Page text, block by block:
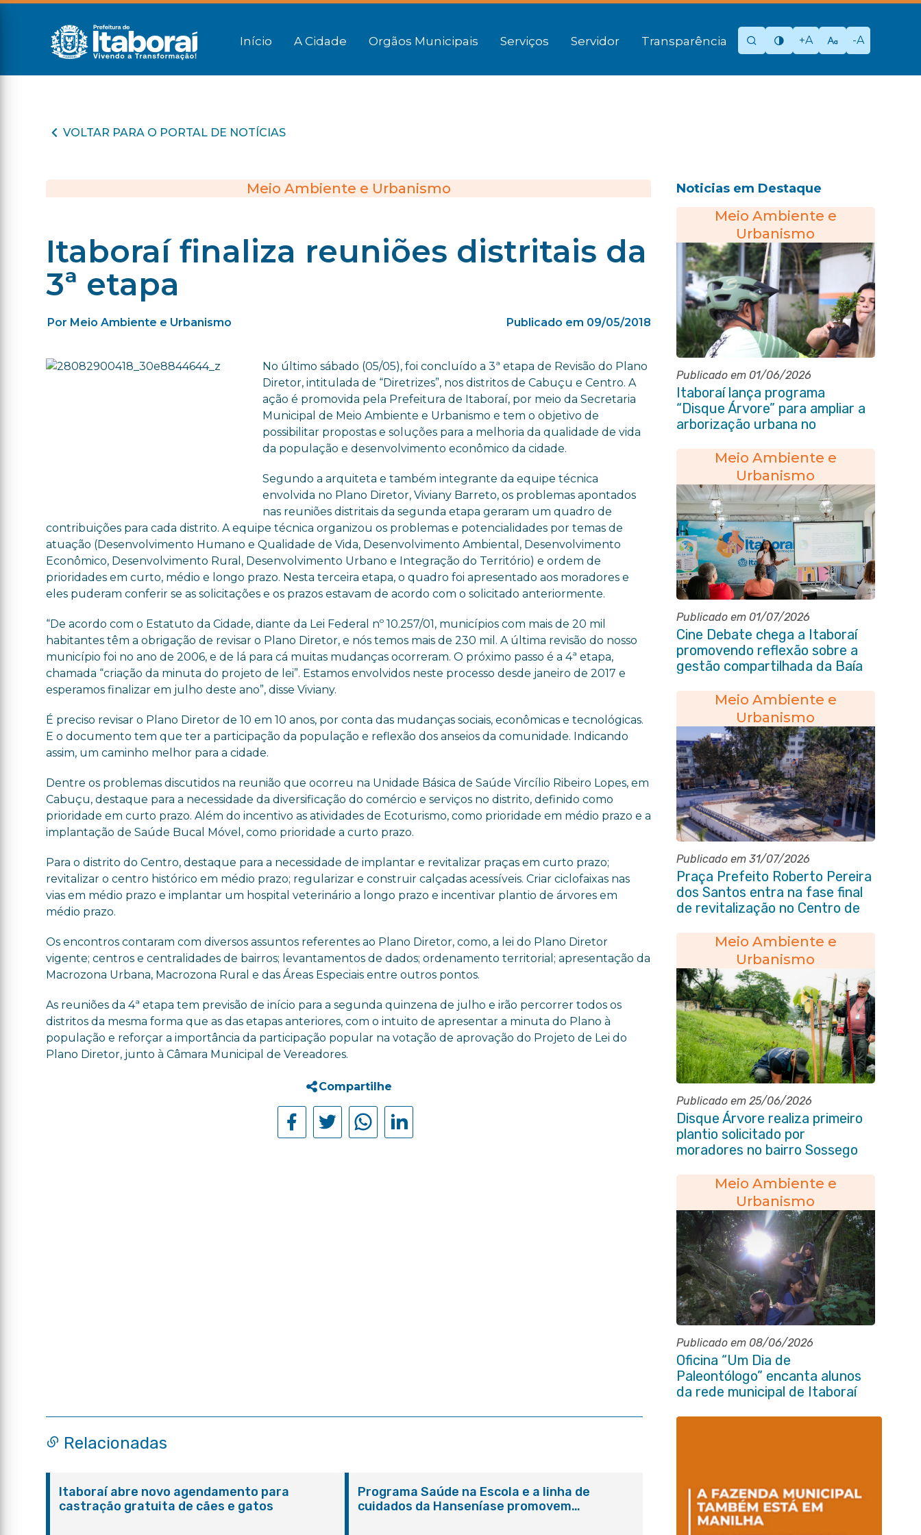
Início A Cidade Orgãos Municipais Serviços Servidor Transparência +A -A
VOLTAR PARA O PORTAL DE NOTÍCIAS
Meio Ambiente e Urbanismo
Itaboraí finaliza reuniões distritais da
3ª etapa
Por Meio Ambiente e Urbanismo Publicado em 09/05/2018
No último sábado (05/05), foi concluído a 3ª etapa de Revisão do Plano
Diretor, intitulada de “Diretrizes”, nos distritos de Cabuçu e Centro. A
ação é promovida pela Prefeitura de Itaboraí, por meio da Secretaria
Municipal de Meio Ambiente e Urbanismo e tem o objetivo de
possibilitar propostas e soluções para a melhoria da qualidade de vida
da população e desenvolvimento econômico da cidade.
Segundo a arquiteta e também integrante da equipe técnica
envolvida no Plano Diretor, Viviany Barreto, os problemas apontados
nas reuniões distritais da segunda etapa geraram um quadro de
contribuições para cada distrito. A equipe técnica organizou os problemas e potencialidades por temas de
atuação (Desenvolvimento Humano e Qualidade de Vida, Desenvolvimento Ambiental, Desenvolvimento
Econômico, Desenvolvimento Rural, Desenvolvimento Urbano e Integração do Território) e ordem de
prioridades em curto, médio e longo prazo. Nesta terceira etapa, o quadro foi apresentado aos moradores e
eles puderam conferir se as solicitações e os prazos estavam de acordo com o solicitado anteriormente.
“De acordo com o Estatuto da Cidade, diante da Lei Federal nº 10.257/01, municípios com mais de 20 mil
habitantes têm a obrigação de revisar o Plano Diretor, e nós temos mais de 230 mil. A última revisão do nosso
município foi no ano de 2006, e de lá para cá muitas mudanças ocorreram. O próximo passo é a 4ª etapa,
chamada “criação da minuta do projeto de lei”. Estamos envolvidos neste processo desde janeiro de 2017 e
esperamos finalizar em julho deste ano”, disse Viviany.
É preciso revisar o Plano Diretor de 10 em 10 anos, por conta das mudanças sociais, econômicas e tecnológicas.
E o documento tem que ter a participação da população e reflexão dos anseios da comunidade. Indicando
assim, um caminho melhor para a cidade.
Dentre os problemas discutidos na reunião que ocorreu na Unidade Básica de Saúde Vircílio Ribeiro Lopes, em
Cabuçu, destaque para a necessidade da diversificação do comércio e serviços no distrito, definido como
prioridade em curto prazo. Além do incentivo as atividades de Ecoturismo, como prioridade em médio prazo e a
implantação de Saúde Bucal Móvel, como prioridade a curto prazo.
Para o distrito do Centro, destaque para a necessidade de implantar e revitalizar praças em curto prazo;
revitalizar o centro histórico em médio prazo; regularizar e construir calçadas acessíveis. Criar ciclofaixas nas
vias em médio prazo e implantar um hospital veterinário a longo prazo e incentivar plantio de árvores em
médio prazo.
Os encontros contaram com diversos assuntos referentes ao Plano Diretor, como, a lei do Plano Diretor
vigente; centros e centralidades de bairros; levantamentos de dados; ordenamento territorial; apresentação da
Macrozona Urbana, Macrozona Rural e das Áreas Especiais entre outros pontos.
As reuniões da 4ª etapa tem previsão de início para a segunda quinzena de julho e irão percorrer todos os
distritos da mesma forma que as das etapas anteriores, com o intuito de apresentar a minuta do Plano à
população e reforçar a importância da participação popular na votação de aprovação do Projeto de Lei do
Plano Diretor, junto à Câmara Municipal de Vereadores.
Compartilhe
Noticias em Destaque
Meio Ambiente e
Urbanismo
Publicado em 01/06/2026
Itaboraí lança programa
“Disque Árvore” para ampliar a
arborização urbana no
Meio Ambiente e
Urbanismo
Publicado em 01/07/2026
Cine Debate chega a Itaboraí
promovendo reflexão sobre a
gestão compartilhada da Baía
Meio Ambiente e
Urbanismo
Publicado em 31/07/2026
Praça Prefeito Roberto Pereira
dos Santos entra na fase final
de revitalização no Centro de
Meio Ambiente e
Urbanismo
Publicado em 25/06/2026
Disque Árvore realiza primeiro
plantio solicitado por
moradores no bairro Sossego
Meio Ambiente e
Urbanismo
Publicado em 08/06/2026
Oficina “Um Dia de
Paleontólogo” encanta alunos
da rede municipal de Itaboraí
Relacionadas
Itaboraí abre novo agendamento para
castração gratuita de cães e gatos
Programa Saúde na Escola e a linha de
cuidados da Hanseníase promovem